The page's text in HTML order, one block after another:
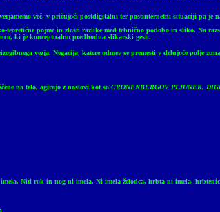
več, v pričujoči postdigitalni ter postinternetni situaciji pa
teoretične pojme in zlasti razlike med tehnično podobo in
ki je konceptualno predhodna slikarski gesti.
vezja. Negacija, katere odmev se premesti v delujoče polje
na telo, agirajo z naslovi kot so CRONENBERGOV PLJUNEK,
Niti rok in nog ni imela. Ni imela želodca, hrbta ni imela,